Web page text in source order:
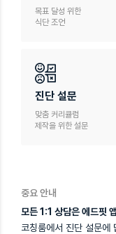
목표 달성 위한
식단 조언
진단 설문
맞춤 커리큘럼
제작을 위한 설문
중요 안내
모든 1:1 상담은 에드핏
코칭룸에서 진단 설문에